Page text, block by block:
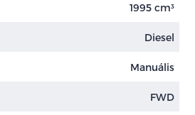
1995 cm³
Diesel
Manuális
FWD